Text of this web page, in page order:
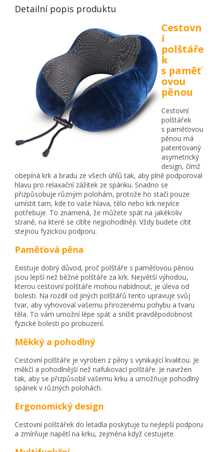
Detailní popis produktu
Cestovn
í
polštáře
k
s paměť
ovou
pěnou
Cestovní
polštářek
s paměťovou
pěnou má
patentovaný
asymetrický
design, čímž
obepíná krk a bradu ze všech úhlů tak, aby plně podporoval
hlavu pro relaxační zážitek ze spánku. Snadno se
přizpůsobuje různým polohám, protože ho stačí pouze
umístit tam, kde to vaše hlava, tělo nebo krk nejvíce
potřebuje. To znamená, že můžete spát na jakékoliv
straně, na které se cítíte nejpohodlněji. Vždy budete cítit
stejnou fyzickou podporu.
Paměťová pěna
Existuje dobrý důvod, proč polštáře s paměťovou pěnou
jsou lepší než běžné polštáře za krk. Největší výhodou,
kterou cestovní polštáře mohou nabídnout, je úleva od
bolesti. Na rozdíl od jiných polštářů tento upravuje svůj
tvar, aby vyhovoval vašemu přirozenému pohybu a tvaru
těla. To vám umožní lépe spát a snížit pravděpodobnost
fyzické bolesti po probuzení.
Měkký a pohodlný
Cestovní polštáře je vyroben z pěny s vynikající kvalitou. Je
měkčí a pohodlnější než nafukovací polštáře. Je navržen
tak, aby se přizpůsobil vašemu krku a umožňuje pohodlný
spánek v různých polohách.
Ergonomický design
Cestovní polštářek do letadla poskytuje tu nejlepší podporu
a zmírňuje napětí na krku, zejména když cestujete.